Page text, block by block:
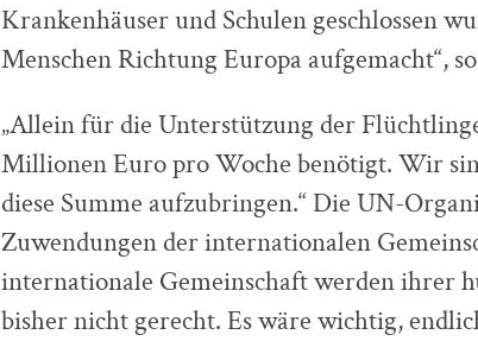
Krankenhäuser und Schulen geschlossen
Menschen Richtung Europa aufgemacht“,
„Allein für die Unterstützung der
Millionen Euro pro Woche benötigt. Wir
diese Summe aufzubringen.“ Die UN-
Zuwendungen der internationalen
internationale Gemeinschaft werden ihrer
bisher nicht gerecht. Es wäre wichtig,